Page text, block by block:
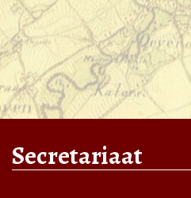
Secretariaat